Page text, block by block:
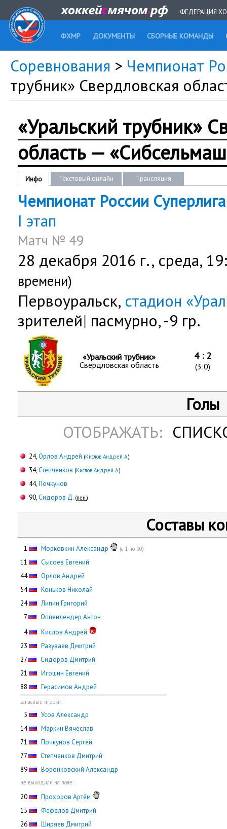
ФЕДЕРАЦИЯ
ФХМР ДОКУМЕНТЫ СБОРНЫЕ КОМАНДЫ
Соревнования > Чемпионат
трубник» Свердловская
«Уральский трубник»
область —
Инфо Текстовый онлайн Трансляция
Чемпионат России
I этап
Матч № 49
28 декабря 2016 г., среда,
времени)
Первоуральск, стадион
зрителей| пасмурно, -9 гр.
«Уральский трубник»
Свердловская область
4 : 2
(3:0)
Голы
ОТОБРАЖАТЬ:
24,Орлов Андрей (Кислов Андрей А.)
34,Степченков (Кислов Андрей А.)
44,Почкунов
90,Сидоров Д. (пен.)
Составы
1 Морковкин Александр (с 1 по 90)
11
Сысоев Евгений
44
Орлов Андрей
54
Коньков Николай
24
Липин Григорий
7
Оппенлендер Антон
4
Кислов Андрей
23
Разуваев Дмитрий
27
Сидоров Дмитрий
21
Игошин Евгений
88
Герасимов Андрей
запасные игроки:
5
Усов Александр
14
Маркин Вячеслав
71
Почкунов Сергей
77
Степченков Дмитрий
89
Воронковский Александр
не выходили на поле:
20
Прохоров Артём
15
Фефелов Дмитрий
26
Ширяев Дмитрий